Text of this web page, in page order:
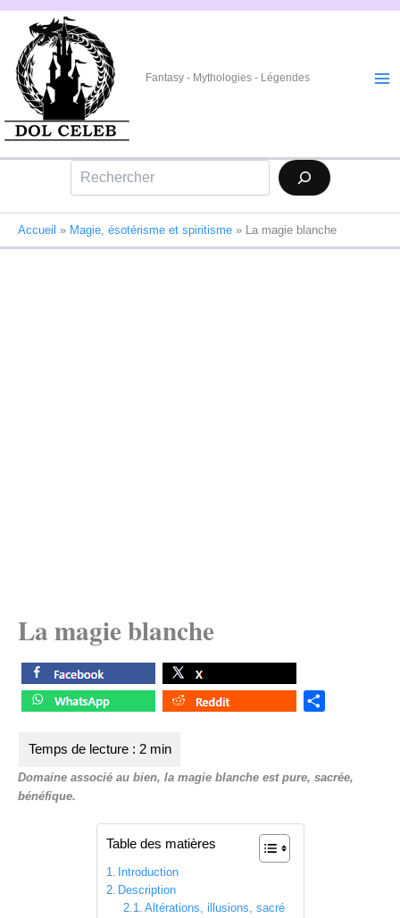
Aller
contenu
Fantasy - Mythologies - Légendes
Rechercher
Accueil » Magie, ésotérisme et spiritisme » La magie blanche
La magie blanche
e
Domaine associé au bien, la magie blanche est pure, sacrée,
bénéfique.
Table des matières
Introduction
Description
Altérations, illusions, sacré